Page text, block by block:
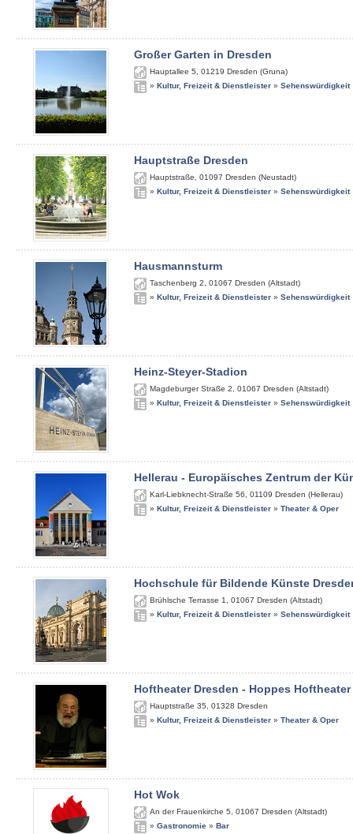
Großer Garten in Dresden
Hauptallee 5 01219 Dresden (Gruna)
» Kultur, Freizeit & Dienstleister » Sehenswürdigkeit
Hauptstraße Dresden
Hauptstraße 01097 Dresden (Neustadt)
» Kultur, Freizeit & Dienstleister » Sehenswürdigkeit
Hausmannsturm
Taschenberg 2 01067 Dresden (Altstadt)
» Kultur, Freizeit & Dienstleister » Sehenswürdigkeit
Heinz-Steyer-Stadion
Magdeburger Straße 2 01067 Dresden (Altstadt)
» Kultur, Freizeit & Dienstleister » Sehenswürdigkeit
Hellerau - Europäisches Zentrum der
Karl-Liebknecht-Straße 56 01109 Dresden (Hellerau)
» Kultur, Freizeit & Dienstleister » Theater & Oper
Hochschule für Bildende Künste
Brühlsche Terrasse 1 01067 Dresden (Altstadt)
» Kultur, Freizeit & Dienstleister » Sehenswürdigkeit
Hoftheater Dresden - Hoppes Hoftheater
Hauptstraße 35 01328 Dresden
» Kultur, Freizeit & Dienstleister » Theater & Oper
Hot Wok
An der Frauenkirche 5 01067 Dresden (Altstadt)
» Gastronomie » Bar